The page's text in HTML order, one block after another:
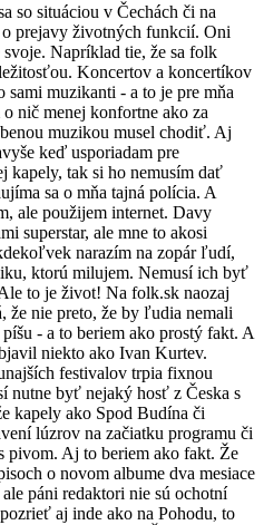
so situáciou v Čechách či na
prejavy životných funkcií. Oni
Napríklad tie, že sa folk
Koncertov a koncertíkov
sami muzikanti - a to je pre mňa
nič menej konfortne ako za
muzikou musel chodiť. Aj
keď usporiadam pre
kapely, tak si ho nemusím dať
sa o mňa tajná polícia. A
ale použijem internet. Davy
superstar, ale mne to akosi
narazím na zopár ľudí,
ktorú milujem. Nemusí ich byť
to je život! Na folk.sk naozaj
že nie preto, že by ľudia nemali
- a to beriem ako prostý fakt. A
niekto ako Ivan Kurtev.
festivalov trpia fixnou
nutne byť nejaký hosť z Česka s
kapely ako Spod Budína či
lúzrov na začiatku programu či
pivom. Aj to beriem ako fakt. Že
o novom albume dva mesiace
páni redaktori nie sú ochotní
aj inde ako na Pohodu, to